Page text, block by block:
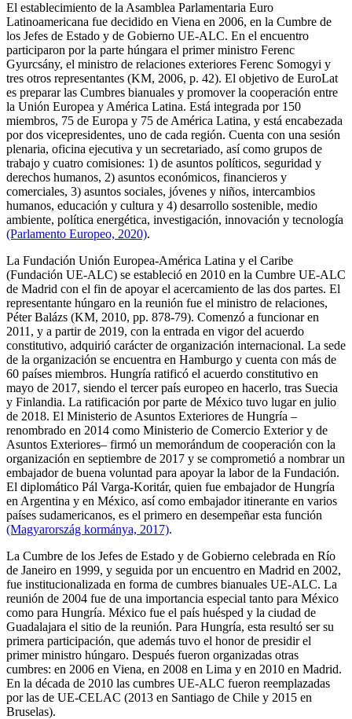
El establecimiento de la Asamblea Parlamentaria Euro
Latinoamericana fue decidido en Viena en 2006, en la Cumbre de
los Jefes de Estado y de Gobierno UE-ALC. En el encuentro
participaron por la parte húngara el primer ministro Ferenc
Gyurcsány, el ministro de relaciones exteriores Ferenc Somogyi y
tres otros representantes (KM, 2006, p. 42). El objetivo de EuroLat
es preparar las Cumbres bianuales y promover la cooperación entre
la Unión Europea y América Latina. Está integrada por 150
miembros, 75 de Europa y 75 de América Latina, y está encabezada
por dos vicepresidentes, uno de cada región. Cuenta con una sesión
plenaria, oficina ejecutiva y un secretariado, así como grupos de
trabajo y cuatro comisiones: 1) de asuntos políticos, seguridad y
derechos humanos, 2) asuntos económicos, financieros y
comerciales, 3) asuntos sociales, jóvenes y niños, intercambios
humanos, educación y cultura y 4) desarrollo sostenible, medio
ambiente, política energética, investigación, innovación y tecnología
(Parlamento Europeo, 2020).
La Fundación Unión Europea-América Latina y el Caribe
(Fundación UE-ALC) se estableció en 2010 en la Cumbre UE-ALC
de Madrid con el fin de apoyar el acercamiento de las dos partes. El
representante húngaro en la reunión fue el ministro de relaciones,
Péter Balázs (KM, 2010, pp. 878-79). Comenzó a funcionar en
2011, y a partir de 2019, con la entrada en vigor del acuerdo
constitutivo, adquirió carácter de organización internacional. La sede
de la organización se encuentra en Hamburgo y cuenta con más de
60 países miembros. Hungría ratificó el acuerdo constitutivo en
mayo de 2017, siendo el tercer país europeo en hacerlo, tras Suecia
y Finlandia. La ratificación por parte de México tuvo lugar en julio
de 2018. El Ministerio de Asuntos Exteriores de Hungría –
renombrado en 2014 como Ministerio de Comercio Exterior y de
Asuntos Exteriores– firmó un memorándum de cooperación con la
organización en septiembre de 2017 y se comprometió a nombrar un
embajador de buena voluntad para apoyar la labor de la Fundación.
El diplomático Pál Varga-Koritár, quien fue embajador de Hungría
en Argentina y en México, así como embajador itinerante en varios
países sudamericanos, es el primero en desempeñar esta función
(Magyarország kormánya, 2017).
La Cumbre de los Jefes de Estado y de Gobierno celebrada en Río
de Janeiro en 1999, y seguida por un encuentro en Madrid en 2002,
fue institucionalizada en forma de cumbres bianuales UE-ALC. La
reunión de 2004 fue de una importancia especial tanto para México
como para Hungría. México fue el país huésped y la ciudad de
Guadalajara el sitio de la reunión. Para Hungría, esta resultó ser su
primera participación, que además tuvo el honor de presidir el
primer ministro húngaro. Después fueron organizadas otras
cumbres: en 2006 en Viena, en 2008 en Lima y en 2010 en Madrid.
En la década de 2010 las cumbres UE-ALC fueron reemplazadas
por las de UE-CELAC (2013 en Santiago de Chile y 2015 en
Bruselas).